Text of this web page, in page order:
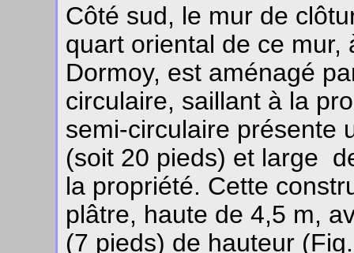
Côté sud, le mur de
quart oriental de ce
Dormoy, est aménagé
circulaire, saillant à la
semi-circulaire présente
(soit 20 pieds) et large
la propriété. Cette
plâtre, haute de 4,5 m,
(7 pieds) de hauteur